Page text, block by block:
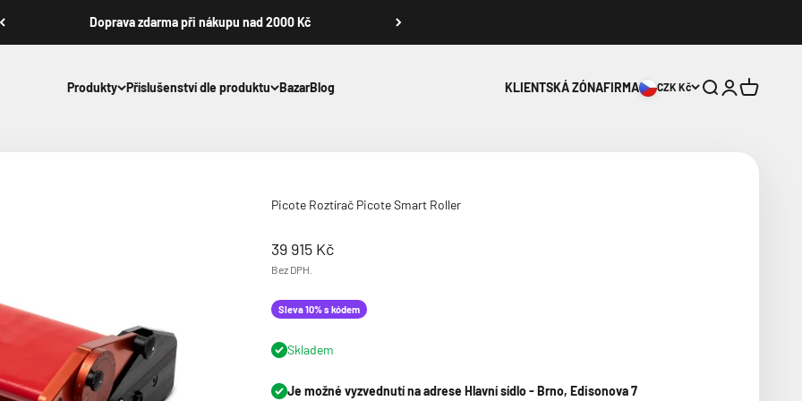
Doprava zdarma při nákupu nad 2000 Kč
Produkty Příslušenství dle produktu BazarBlog
KLIENTSKÁ ZÓNAFIRMA CZK Kč HledatPřihlášení
Košík
Picote Roztírač Picote Smart Roller
Prodejní cena
39 915 Kč
Bez DPH.
Sleva 10% s kódem
Skladem
Je možné vyzvednutí na adrese Hlavní sídlo - Brno, Edisonova 7